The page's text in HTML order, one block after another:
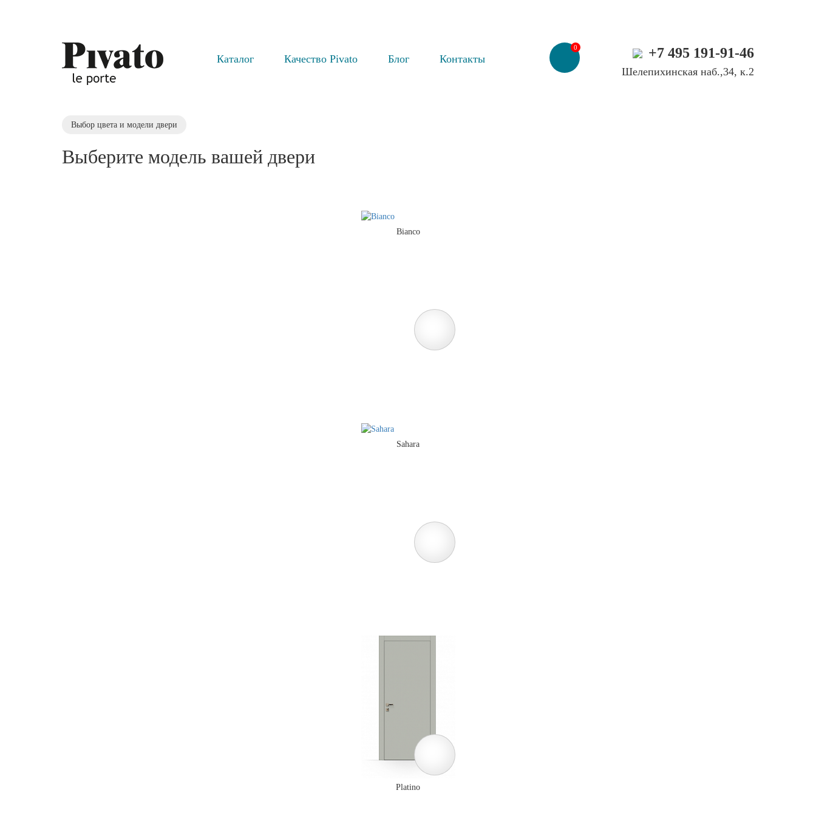
Каталог Качество Pivato Блог Контакты
0 +7 495 191-91-46
Шелепихинская наб.,34, к.2
Выбор цвета и модели двери
Выберите модель вашей двери
Bianco
Sahara
Platino